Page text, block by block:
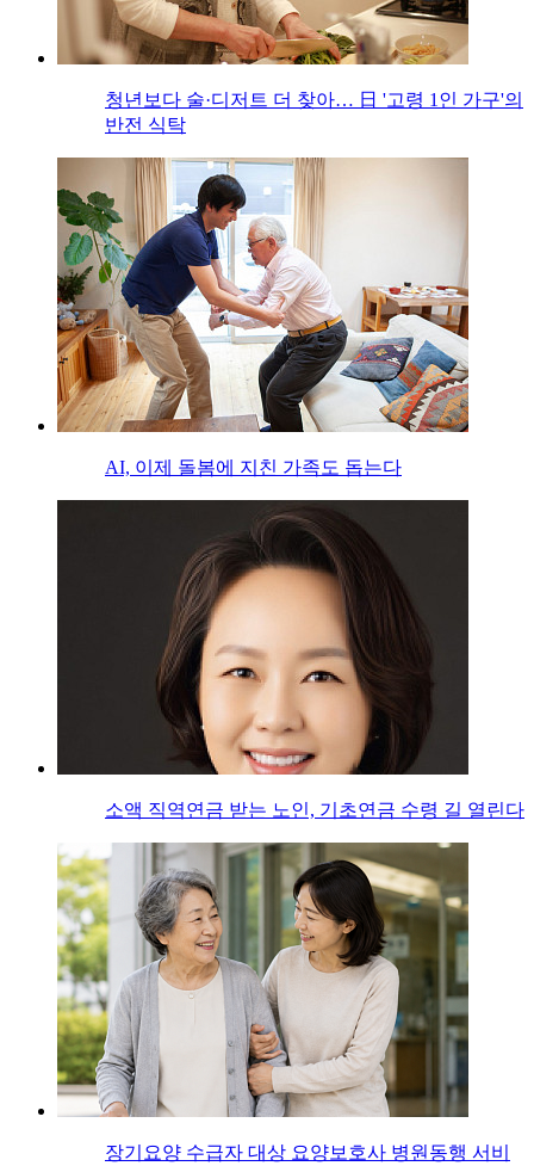
청년보다 술·디저트 더 찾아… 日 '고령 1인 가구'의
반전 식탁
AI, 이제 돌봄에 지친 가족도 돕는다
소액 직역연금 받는 노인, 기초연금 수령 길 열린다
장기요양 수급자 대상 요양보호사 병원동행 서비